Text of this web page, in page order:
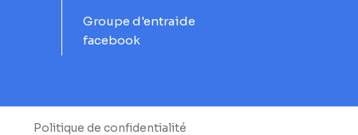
Groupe d'entraide
facebook
Politique de confidentialité